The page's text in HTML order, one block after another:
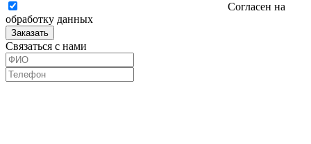
Согласен на
обработку данных
Заказать
Связаться с нами